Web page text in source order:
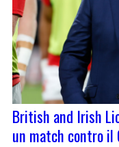
British and Irish
un match contro il